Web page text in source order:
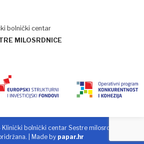
bolnički centar
MILOSRDNICE
bolnički centar Sestre milosrdnice. Sva
| Made by papar.hr